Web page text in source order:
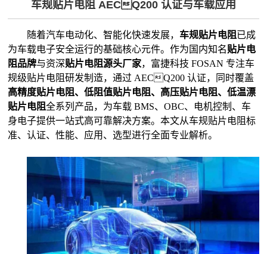
车规贴片电阻 AECQ200 认证与车载应用
随着汽车电动化、智能化快速发展， 车规贴片电阻 已成
为车载电子安全运行的基础核心元件。作为国内知名贴片电
阻品牌与资深贴片电阻源头厂家，富捷科技 FOSAN 专注车
规级贴片电阻研发制造，通过 AECQ200 认证，同时覆盖
高精度贴片电阻、低阻值贴片电阻、高压贴片电阻、低温漂
贴片电阻全系列产品，为车载 BMS、OBC、电机控制、车
身电子提供一站式高可靠解决方案。本文从车规贴片电阻标
准、认证、性能、应用、选型进行全面专业解析。